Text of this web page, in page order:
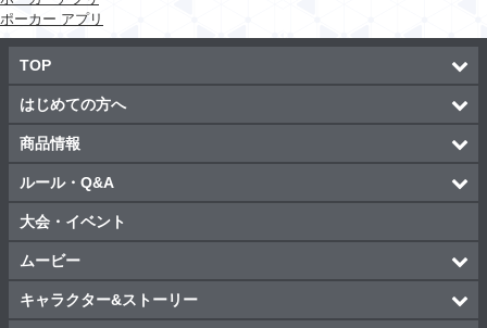
ポーカー アプリ
TOP
はじめての方へ
商品情報
ルール・Q&A
大会・イベント
ムービー
キャラクター&ストーリー